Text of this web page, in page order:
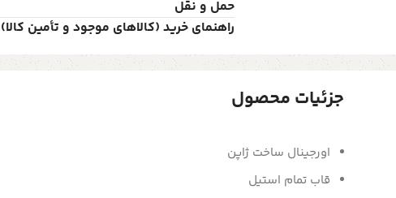
حمل و نقل
راهنمای خرید (کالاهای موجود و تأمین کالا)
جزئیات محصول
اورجینال ساخت ژاپن
قاب تمام استیل